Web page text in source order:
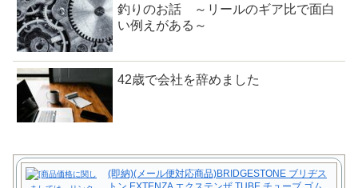
釣りのお話 ～リールのギア比で面白
い例えがある～
42歳で会社を辞めました
(即納)(メール便対応商品)BRIDGESTONE ブリヂス